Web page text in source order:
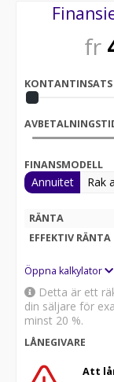
fr
KONTANTINSATS
FINANSMODELL
Annuitet Rak
RÄNTA
EFFEKTIV RÄNTA
Öppna kalkylator
Detta är ett
din säljare för
minst 20 %.
LÅNEGIVARE
Att